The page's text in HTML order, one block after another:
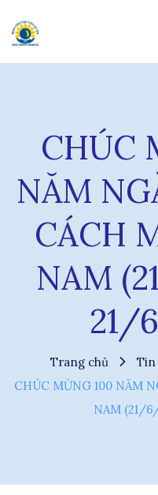
CHÚC
NĂM
CÁCH
NAM
21/
Trang chủ
Tin
CHÚC MỪNG 100 NĂM
NAM (21/